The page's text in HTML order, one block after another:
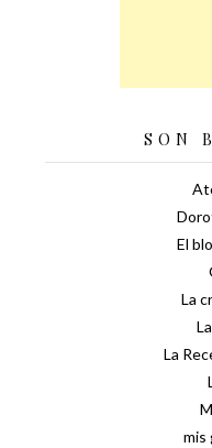
SON
El
La
La
mis